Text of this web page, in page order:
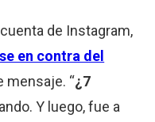
de Instagram,
en contra del
mensaje. “¿7
Y luego, fue a